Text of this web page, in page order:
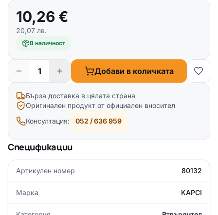
10,26 €
20,07 лв.
В наличност
Добави в количката
Бърза доставка в цялата страна
Оригинален продукт от официален вносител
Консултация:
052 / 636 959
Спецификации
Артикулен номер 80132
Марка KAPCI